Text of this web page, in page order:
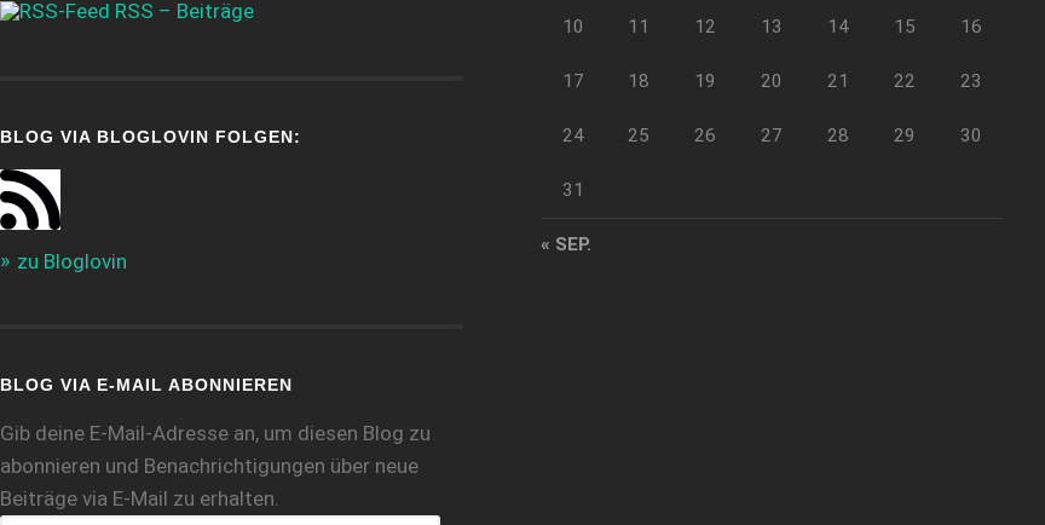
RSS – Beiträge
BLOG VIA BLOGLOVIN FOLGEN:
zu Bloglovin
BLOG VIA E-MAIL ABONNIEREN
Gib deine E-Mail-Adresse an, um diesen Blog zu
abonnieren und Benachrichtigungen über neue
Beiträge via E-Mail zu erhalten.
10 11 12 13 14 15 16
17 18 19 20 21 22 23
24 25 26 27 28 29 30
31
« SEP.